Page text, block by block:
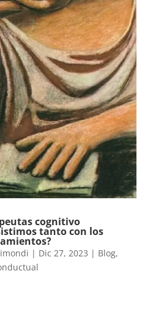
cognitivo
tanto con los
| Dic 27, 2023 | Blog,